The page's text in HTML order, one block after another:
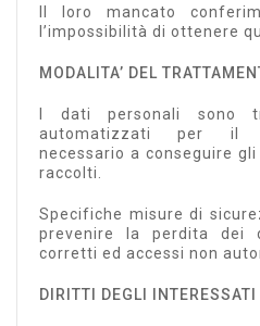
Il loro mancato
l’impossibilità di ottenere
MODALITA’ DEL
I dati personali sono
automatizzati per il
necessario a conseguire
raccolti.
Specifiche misure di
prevenire la perdita dei
corretti ed accessi non
DIRITTI DEGLI INTERESSATI